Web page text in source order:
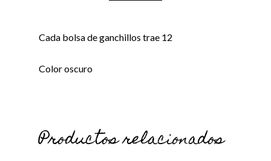
Cada bolsa de ganchillos trae 12
Color oscuro
Productos relacionados